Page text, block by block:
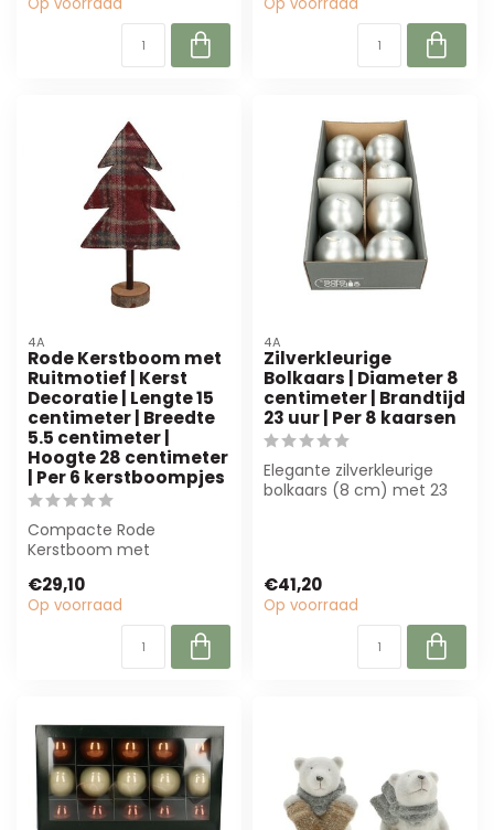
4A
Rode Kerstboom met
Ruitmotief | Kerst
Decoratie | Lengte 15
centimeter | Breedte
5.5 centimeter |
Hoogte 28 centimeter
| Per 6 kerstboompjes
Compacte Rode
Kerstboom met
(15x5,5x28 cm). Perfect
voor bloem...
€29,10
Op voorraad
4A
Zilverkleurige
Bolkaars | Diameter 8
centimeter | Brandtijd
23 uur | Per 8 kaarsen
Elegante zilverkleurige
bolkaars (8 cm) met 23
€41,20
Op voorraad